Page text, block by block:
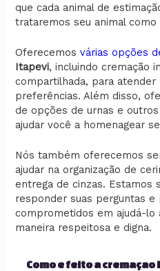
que cada animal de
trataremos seu animal
Oferecemosvárias opções
Itapevi, incluindo cremação
compartilhada, para atender
preferências. Além disso,
de opções de urnas e outros
ajudar você a homenagear
Nós também oferecemos
ajudar na organização de
entrega de cinzas. Estamos
responder suas perguntas
comprometidos em ajudá-lo
maneira respeitosa e digna.
Como e feito a